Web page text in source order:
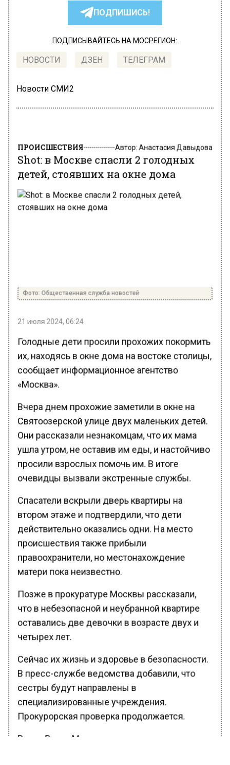
ПОДПИШИСЬ!
ПОДПИСЫВАЙТЕСЬ НА МОСРЕГИОН:
НОВОСТИ ДЗЕН ТЕЛЕГРАМ
Новости СМИ2
ПРОИСШЕСТВИЯ Автор: Анастасия Давыдова
Shot: в Москве спасли 2 голодных
детей, стоявших на окне дома
Фото: Общественная служба новостей
21 июля 2024, 06:24
Голодные дети просили прохожих покормить
их, находясь в окне дома на востоке столицы,
сообщает информационное агентство
«Москва».
Вчера днем прохожие заметили в окне на
Святоозерской улице двух маленьких детей.
Они рассказали незнакомцам, что их мама
ушла утром, не оставив им еды, и настойчиво
просили взрослых помочь им. В итоге
очевидцы вызвали экстренные службы.
Спасатели вскрыли дверь квартиры на
втором этаже и подтвердили, что дети
действительно оказались одни. На место
происшествия также прибыли
правоохранители, но местонахождение
матери пока неизвестно.
Позже в прокуратуре Москвы рассказали,
что в небезопасной и неубранной квартире
оставались две девочки в возрасте двух и
четырех лет.
Сейчас их жизнь и здоровье в безопасности.
В пресс-службе ведомства добавили, что
сестры будут направлены в
специализированные учреждения.
Прокурорская проверка продолжается.
Ранее Вести Московского